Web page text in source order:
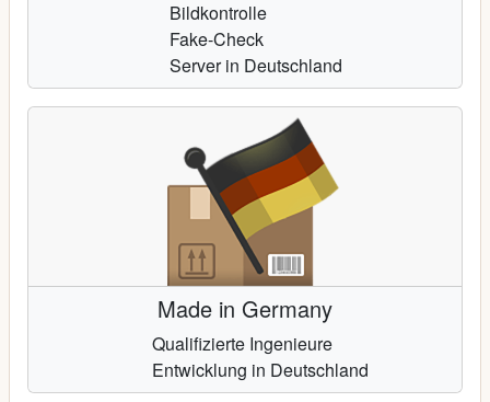
Bildkontrolle
Fake-Check
Server in Deutschland
Made in Germany
Qualifizierte Ingenieure
Entwicklung in Deutschland